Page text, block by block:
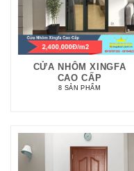
CỬA NHÔM XINGFA
CAO CẤP
8 SẢN PHẨM